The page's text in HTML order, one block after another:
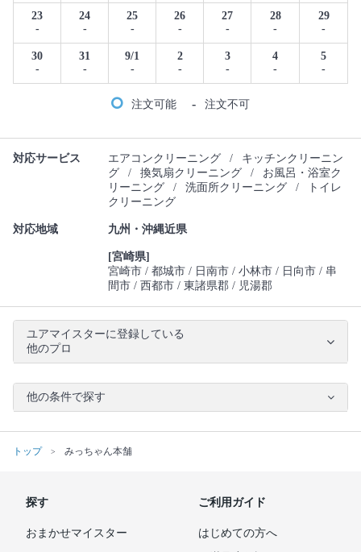
23
-
24
-
25
-
26
-
27
-
28
-
29
-
30
-
31
-
9/1
-
2
-
3
-
4
-
5
-
注文可能 - 注文不可
対応サービス エアコンクリーニング /
キッチンクリーニン
グ
/ 換気扇クリーニング /
お風呂・浴室ク
リーニング
/ 洗面所クリーニング /
トイレ
クリーニング
対応地域 九州・沖縄近県
[宮崎県]
宮崎市 都城市 日南市 小林市 日向市 串
間市 西都市 東諸県郡 児湯郡
ユアマイスターに登録している
他のプロ
他の条件で探す
トップ みっちゃん本舗
探す
おまかせマイスター
ご利用ガイド
はじめての方へ